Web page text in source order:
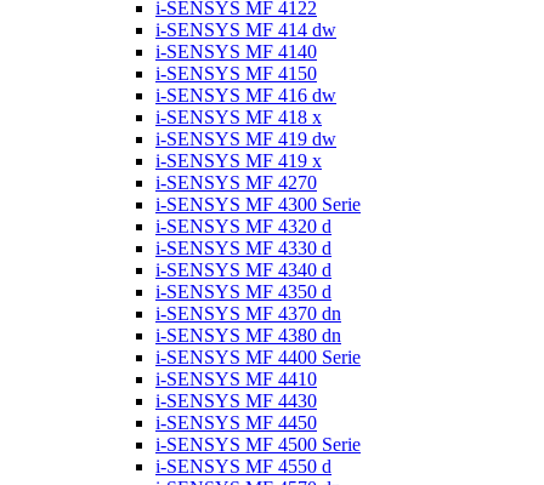
i-SENSYS MF 4122
i-SENSYS MF 414 dw
i-SENSYS MF 4140
i-SENSYS MF 4150
i-SENSYS MF 416 dw
i-SENSYS MF 418 x
i-SENSYS MF 419 dw
i-SENSYS MF 419 x
i-SENSYS MF 4270
i-SENSYS MF 4300 Serie
i-SENSYS MF 4320 d
i-SENSYS MF 4330 d
i-SENSYS MF 4340 d
i-SENSYS MF 4350 d
i-SENSYS MF 4370 dn
i-SENSYS MF 4380 dn
i-SENSYS MF 4400 Serie
i-SENSYS MF 4410
i-SENSYS MF 4430
i-SENSYS MF 4450
i-SENSYS MF 4500 Serie
i-SENSYS MF 4550 d